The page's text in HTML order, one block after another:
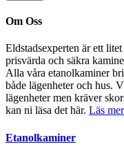
Om Oss
Eldstadsexperten är ett
prisvärda och säkra
Alla våra etanolkaminer
både lägenheter och hus.
lägenheter men kräver
kan ni läsa det här. Läs
Etanolkaminer